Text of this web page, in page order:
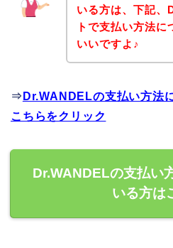
いる方は、下記、
トで支払い方法
いいですよ♪
⇒ Dr.WANDELの支払い方法
こちらをクリック
Dr.WANDELの支払い
いる方は